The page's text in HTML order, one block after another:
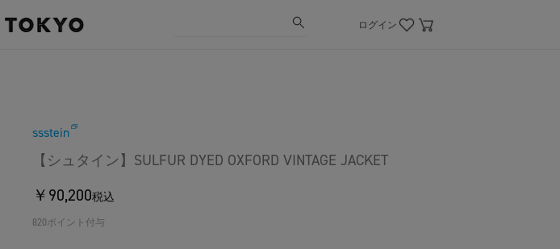
ログイン
ssstein
【シュタイン】SULFUR DYED OXFORD VINTAGE JACKET
￥90,200税込
820ポイント付与